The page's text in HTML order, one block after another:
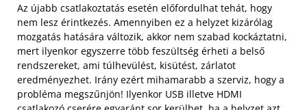
Az újabb csatlakoztatás esetén előfordulhat tehát, hogy
nem lesz érintkezés. Amennyiben ez a helyzet kizárólag
mozgatás hatására változik, akkor nem szabad kockáztatni,
mert ilyenkor egyszerre több feszültség érheti a belső
rendszereket, ami túlhevülést, kisütést, zárlatot
eredményezhet. Irány ezért mihamarabb a szerviz, hogy a
probléma megszűnjön! Ilyenkor USB illetve HDMI